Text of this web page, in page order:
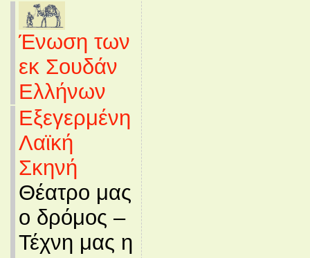
Ένωση των
εκ Σουδάν
Ελλήνων
Εξεγερμένη
Λαϊκή
Σκηνή
Θέατρο μας
ο δρόμος –
Τέχνη μας η